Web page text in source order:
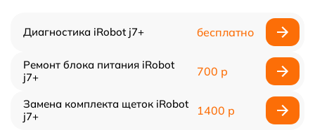
Диагностика iRobot j7+ бесплатно
Ремонт блока питания iRobot
j7+
700 р
Замена комплекта щеток iRobot
j7+
1400 р